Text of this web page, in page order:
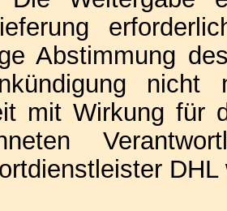
Abstimmung
mit Wirkung für